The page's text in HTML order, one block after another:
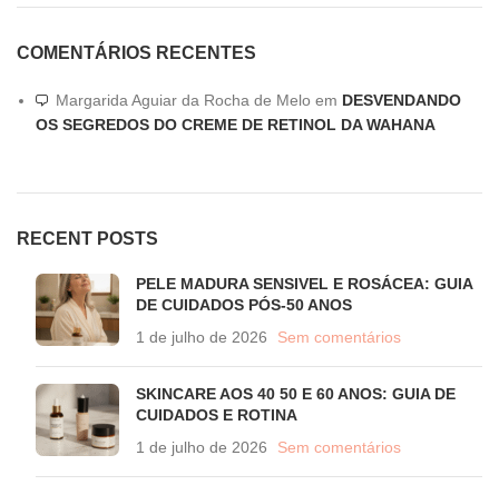
COMENTÁRIOS RECENTES
Margarida Aguiar da Rocha de Melo em DESVENDANDO
OS SEGREDOS DO CREME DE RETINOL DA WAHANA
RECENT POSTS
PELE MADURA SENSIVEL E ROSÁCEA: GUIA
DE CUIDADOS PÓS-50 ANOS
1 de julho de 2026
Sem comentários
SKINCARE AOS 40 50 E 60 ANOS: GUIA DE
CUIDADOS E ROTINA
1 de julho de 2026
Sem comentários